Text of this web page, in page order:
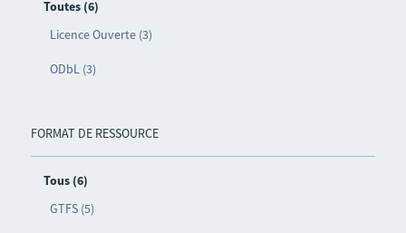
Toutes (6)
Licence Ouverte (3)
ODbL (3)
FORMAT DE RESSOURCE
Tous (6)
GTFS (5)